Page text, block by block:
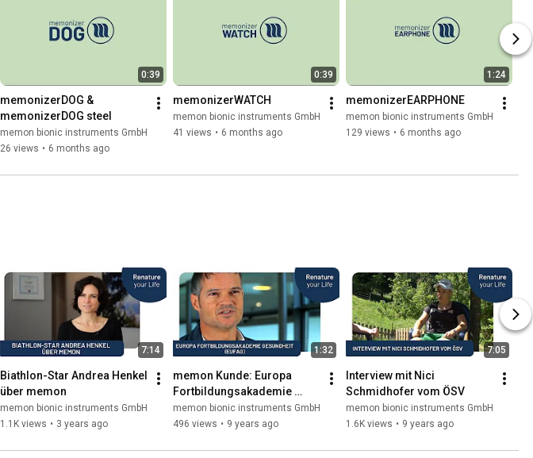
0:39
memonizerDOG &
memonizerDOG steel
memon bionic instruments GmbH
26 views • 6 months ago
0:39
memonizerWATCH
memon bionic instruments GmbH
41 views • 6 months ago
1:24
memonizerEARPHONE
memon bionic instruments GmbH
129 views • 6 months ago
7:14
Biathlon-Star Andrea Henkel
über memon
memon bionic instruments GmbH
1.1K views • 3 years ago
1:32
memon Kunde: Europa
Fortbildungsakademie
Gesundheit (eufag)
memon bionic instruments GmbH
496 views • 9 years ago
7:05
Interview mit Nici
Schmidhofer vom ÖSV
memon bionic instruments GmbH
1.6K views • 9 years ago